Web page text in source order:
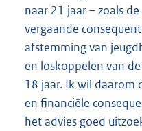
naar 21 jaar – zoals
vergaande
afstemming van
en loskoppelen van
18 jaar. Ik wil daarom
en financiële
het advies goed